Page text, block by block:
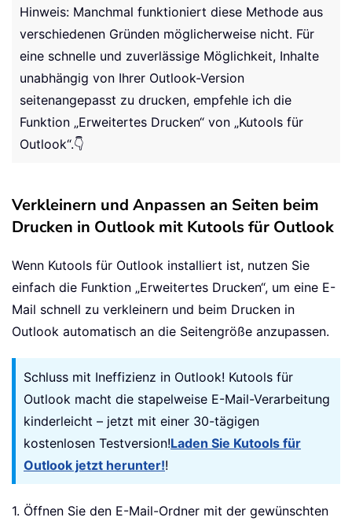
Hinweis: Manchmal funktioniert diese Methode aus
verschiedenen Gründen möglicherweise nicht. Für
eine schnelle und zuverlässige Möglichkeit, Inhalte
unabhängig von Ihrer Outlook-Version
seitenangepasst zu drucken, empfehle ich die
Funktion „Erweitertes Drucken“ von „Kutools für
Outlook“.👇
Verkleinern und Anpassen an Seiten beim
Drucken in Outlook mit Kutools für Outlook
Wenn Kutools für Outlook installiert ist, nutzen Sie
einfach die Funktion „Erweitertes Drucken“, um eine E-
Mail schnell zu verkleinern und beim Drucken in
Outlook automatisch an die Seitengröße anzupassen.
Schluss mit Ineffizienz in Outlook! Kutools für
Outlook macht die stapelweise E-Mail-Verarbeitung
kinderleicht – jetzt mit einer 30-tägigen
kostenlosen Testversion!Laden Sie Kutools für
Outlook jetzt herunter!!
1. Öffnen Sie den E-Mail-Ordner mit der gewünschten